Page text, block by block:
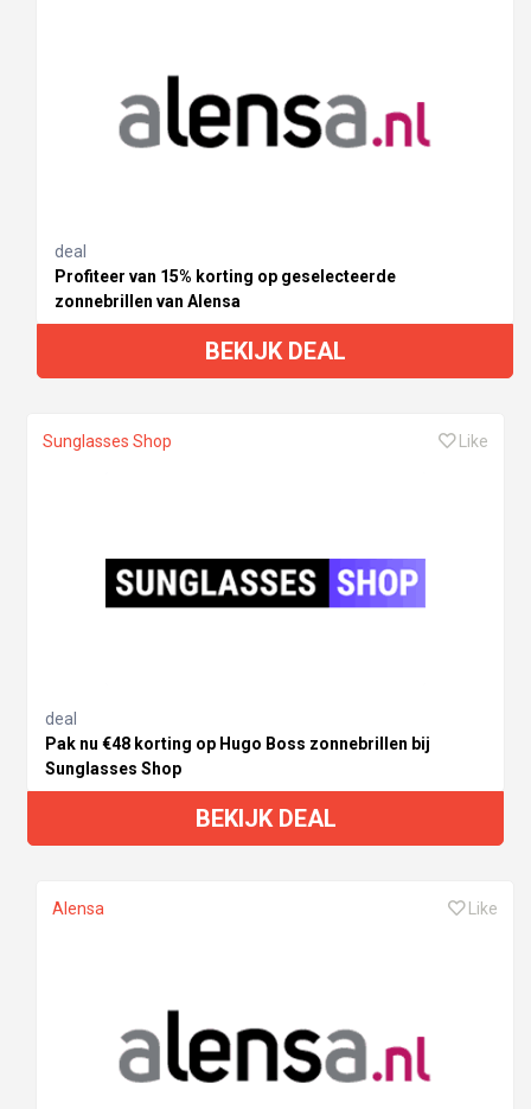
deal
Profiteer van 15% korting op geselecteerde
zonnebrillen van Alensa
BEKIJK DEAL
Sunglasses Shop Like
deal
Pak nu €48 korting op Hugo Boss zonnebrillen bij
Sunglasses Shop
BEKIJK DEAL
Alensa Like